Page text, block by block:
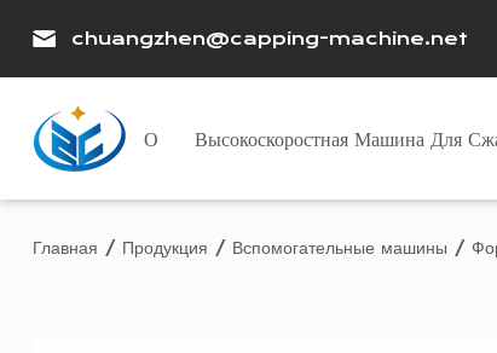
chuangzhen@capping-machine.net
О Высокоскоростная Машина Для
Главная / Продукция / Вспомогательные машины /